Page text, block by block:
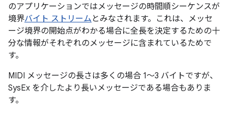
のアプリケーションではメッセージの時間順シーケンスが
境界バイト ストリーム とみなされます。これは、メッセ
ージ境界の開始点がわかる場合に全長を決定するための十
分な情報がそれぞれのメッセージに含まれているためで
す。
MIDI メッセージの長さは多くの場合 1～3 バイトですが、
SysEx を介したより長いメッセージである場合もありま
す。